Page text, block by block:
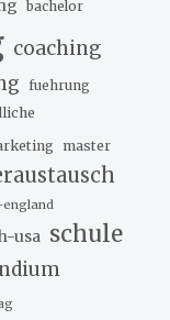
bachelor
coaching
fuehrung
master
england
usa schule